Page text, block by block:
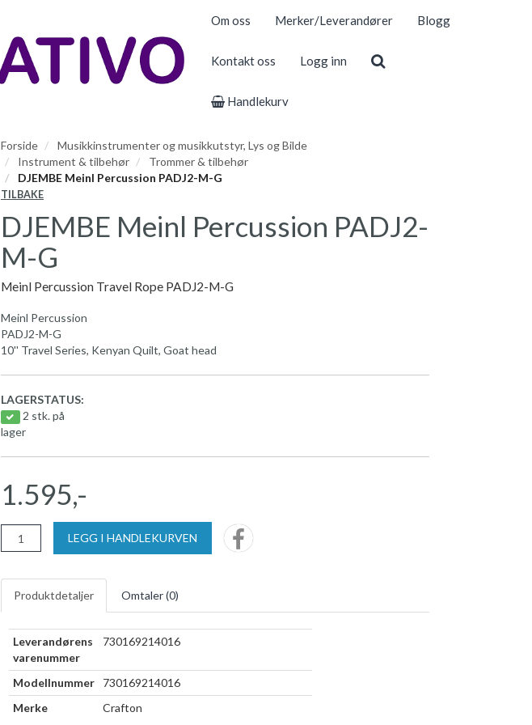
Om oss Merker/Leverandører Blogg
Kontakt oss Logg inn
Handlekurv
Forside
Musikkinstrumenter og musikkutstyr, Lys og Bilde
Instrument & tilbehør
Trommer & tilbehør
DJEMBE Meinl Percussion PADJ2-M-G
TILBAKE
DJEMBE Meinl Percussion PADJ2-
M-G
Meinl Percussion Travel Rope PADJ2-M-G
Meinl Percussion
PADJ2-M-G
10'' Travel Series, Kenyan Quilt, Goat head
LAGERSTATUS:
2 stk. på
lager
1.595,-
LEGG I HANDLEKURVEN
Produktdetaljer Omtaler (0)
Leverandørens
varenummer
730169214016
Modellnummer
730169214016
Merke
Crafton